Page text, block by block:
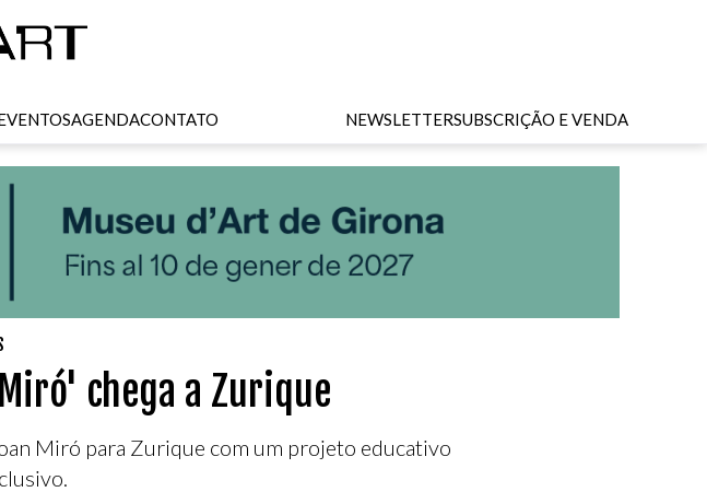
AGENDACONTATO NEWSLETTERSUBSCRIÇÃO E VENDA
chega a Zurique
Miró para Zurique com um projeto educativo